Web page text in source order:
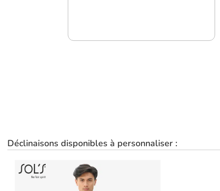
Déclinaisons disponibles à personnaliser :